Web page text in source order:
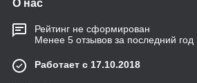
О нас
Рейтинг не сформирован
Менее 5 отзывов за последний год
Работает с 17.10.2018